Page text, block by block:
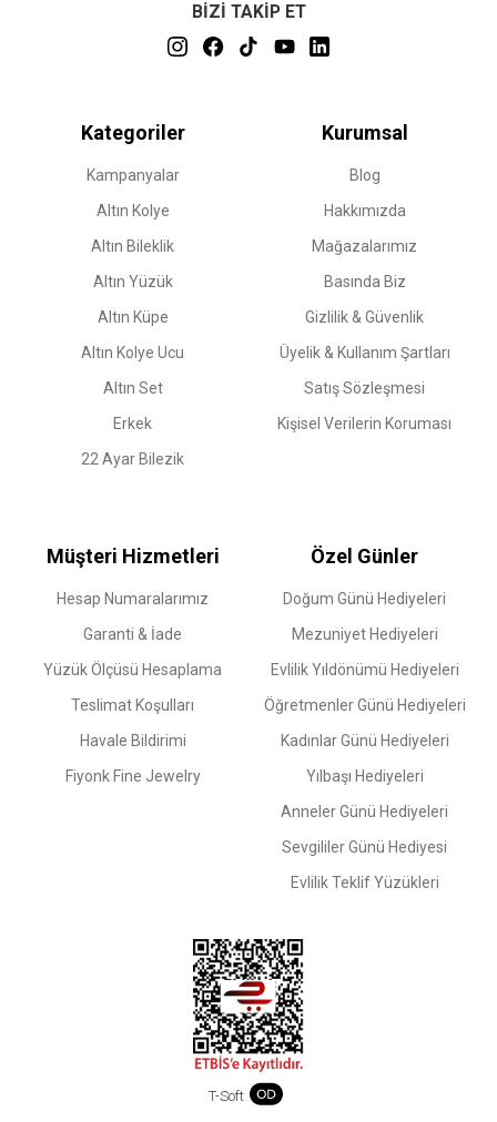
BİZİ TAKİP ET
Kategoriler
Kampanyalar
Altın Kolye
Altın Bileklik
Altın Yüzük
Altın Küpe
Altın Kolye Ucu
Altın Set
Erkek
22 Ayar Bilezik
Kurumsal
Blog
Hakkımızda
Mağazalarımız
Basında Biz
Gizlilik & Güvenlik
Üyelik & Kullanım Şartları
Satış Sözleşmesi
Kişisel Verilerin Koruması
Müşteri Hizmetleri
Hesap Numaralarımız
Garanti & İade
Yüzük Ölçüsü Hesaplama
Teslimat Koşulları
Havale Bildirimi
Fiyonk Fine Jewelry
Özel Günler
Doğum Günü Hediyeleri
Mezuniyet Hediyeleri
Evlilik Yıldönümü Hediyeleri
Öğretmenler Günü Hediyeleri
Kadınlar Günü Hediyeleri
Yılbaşı Hediyeleri
Anneler Günü Hediyeleri
Sevgililer Günü Hediyesi
Evlilik Teklif Yüzükleri
T-Soft